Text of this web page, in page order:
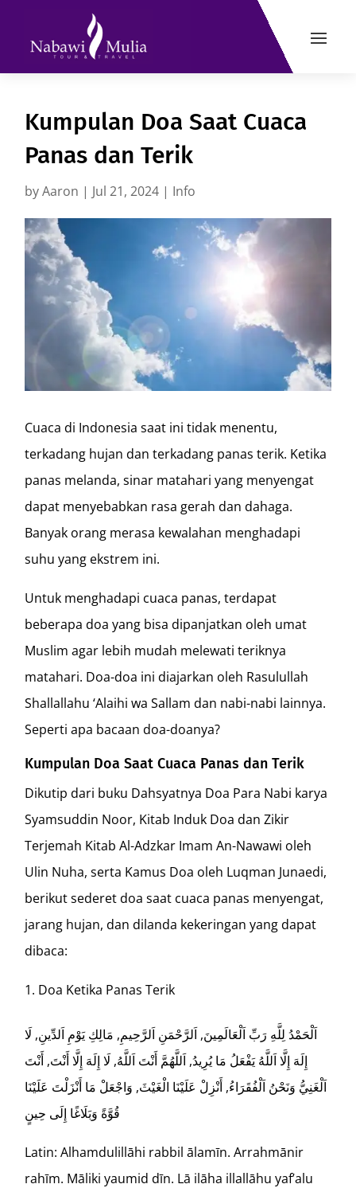
Kumpulan Doa Saat Cuaca
Panas dan Terik
byAaron | Jul 21, 2024 | Info
Cuaca di Indonesia saat ini tidak menentu,
terkadang hujan dan terkadang panas terik. Ketika
panas melanda, sinar matahari yang menyengat
dapat menyebabkan rasa gerah dan dahaga.
Banyak orang merasa kewalahan menghadapi
suhu yang ekstrem ini.
Untuk menghadapi cuaca panas, terdapat
beberapa doa yang bisa dipanjatkan oleh umat
Muslim agar lebih mudah melewati teriknya
matahari. Doa-doa ini diajarkan oleh Rasulullah
Shallallahu ‘Alaihi wa Sallam dan nabi-nabi lainnya.
Seperti apa bacaan doa-doanya?
Kumpulan Doa Saat Cuaca Panas dan Terik
Dikutip dari buku Dahsyatnya Doa Para Nabi karya
Syamsuddin Noor, Kitab Induk Doa dan Zikir
Terjemah Kitab Al-Adzkar Imam An-Nawawi oleh
Ulin Nuha, serta Kamus Doa oleh Luqman Junaedi,
berikut sederet doa saat cuaca panas menyengat,
jarang hujan, dan dilanda kekeringan yang dapat
dibaca:
Doa Ketika Panas Terik
اَلْحَمْدُ لِلَّهِ رَبِّ اَلْعَالَمِينَ, اَلرَّحْمَنِ اَلرَّحِيمِ, مَالِكِ يَوْمِ اَلدِّينِ, لَا
إِلَهَ إِلَّا اَللَّهُ يَفْعَلُ مَا يُرِيدُ, اَللَّهُمَّ أَنْتَ اَللَّهُ, لَا إِلَهَ إِلَّا أَنْتَ, أَنْتَ
اَلْغَنِيُّ وَنَحْنُ اَلْفُقَرَاءُ, أَنْزِلْ عَلَيْنَا الْغَيْثَ, وَاجْعَلْ مَا أَنْزَلْتَ عَلَيْنَا
قُوَّةً وَبَلَاغًا إِلَى حِينٍ
Latin: Alhamdulillāhi rabbil ālamīn. Arrahmānir
rahīm. Māliki yaumid dīn. Lā ilāha illallāhu yaf’alu